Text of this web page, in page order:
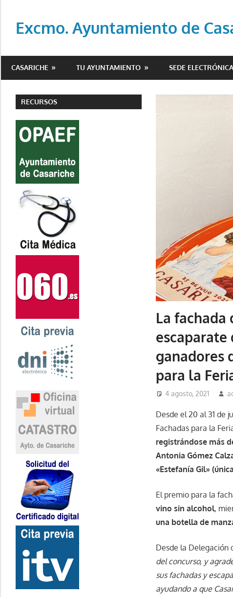
contenido
Excmo. Ayuntamiento de
del
de
Casariche
CASARICHE TU AYUNTAMIENTO SEDE ELECTRÓNICA
La fachada
escaparate
ganadores
para la
4 agosto, 2021
Desde el 20 al 31 de
Fachadas para la
registrándose más
Antonia Gómez
«Estefanía Gil»
El premio para la
vino sin alcohol,
una botella de
Desde la Delegación
del concurso, y
sus fachadas y
ayudando a que
RECURSOS